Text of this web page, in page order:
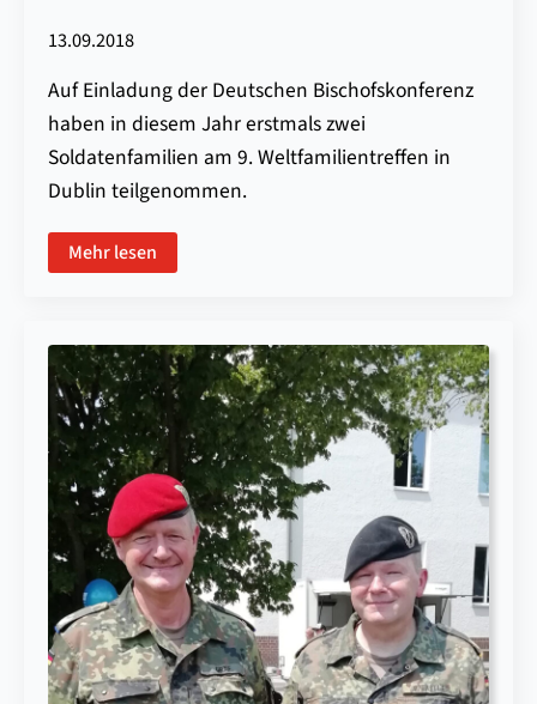
13.09.2018
Auf Einladung der Deutschen Bischofskonferenz
haben in diesem Jahr erstmals zwei
Soldatenfamilien am 9. Weltfamilientreffen in
Dublin teilgenommen.
Mehr lesen